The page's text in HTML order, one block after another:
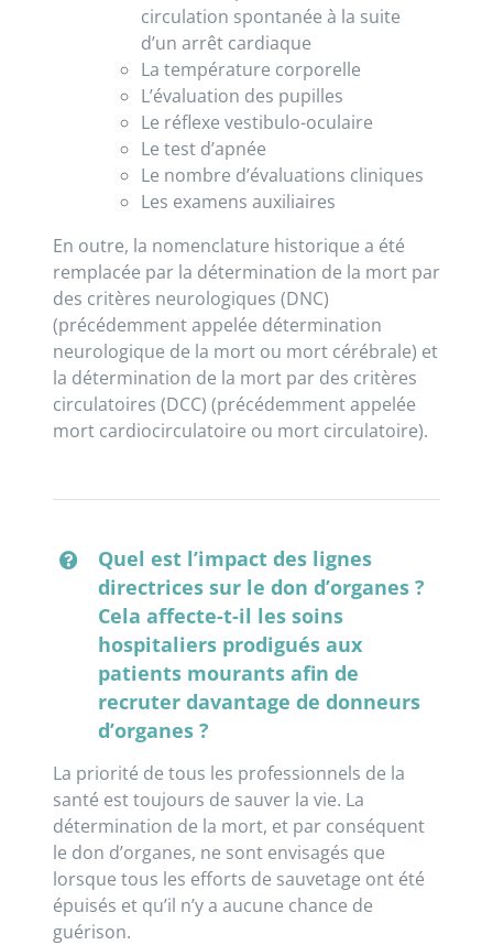
circulation spontanée à la suite
d’un arrêt cardiaque
La température corporelle
L’évaluation des pupilles
Le réflexe vestibulo-oculaire
Le test d’apnée
Le nombre d’évaluations cliniques
Les examens auxiliaires
En outre, la nomenclature historique a été
remplacée par la détermination de la mort par
des critères neurologiques (DNC)
(précédemment appelée détermination
neurologique de la mort ou mort cérébrale) et
la détermination de la mort par des critères
circulatoires (DCC) (précédemment appelée
mort cardiocirculatoire ou mort circulatoire).
Quel est l’impact des lignes
directrices sur le don d’organes ?
Cela affecte-t-il les soins
hospitaliers prodigués aux
patients mourants afin de
recruter davantage de donneurs
d’organes ?
La priorité de tous les professionnels de la
santé est toujours de sauver la vie. La
détermination de la mort, et par conséquent
le don d’organes, ne sont envisagés que
lorsque tous les efforts de sauvetage ont été
épuisés et qu’il n’y a aucune chance de
guérison.